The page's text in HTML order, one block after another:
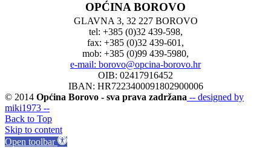
OPĆINA BOROVO
GLAVNA 3, 32 227 BOROVO
tel: +385 (0)32 439-598,
fax: +385 (0)32 439-601,
mob: +385 (0)99 439-5980,
e-mail: borovo@opcina-borovo.hr
OIB: 02417916452
IBAN: HR7223400091802900006
© 2014 Općina Borovo - sva prava zadržana -- designed by
miki1973 --
Back to Top
Skip to content
Open toolbar